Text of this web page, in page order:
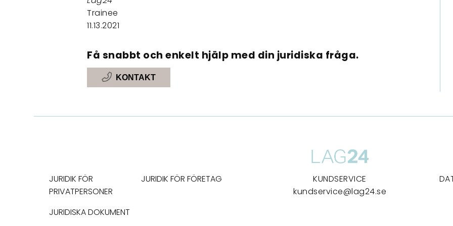
Trainee
11.13.2021
Få snabbt och enkelt hjälp med din juridiska fråga.
KONTAKT
JURIDIK FÖR
PRIVATPERSONER
JURIDIK FÖR FÖRETAG
JURIDISKA DOKUMENT
KUNDSERVICE
kundservice@lag24.se